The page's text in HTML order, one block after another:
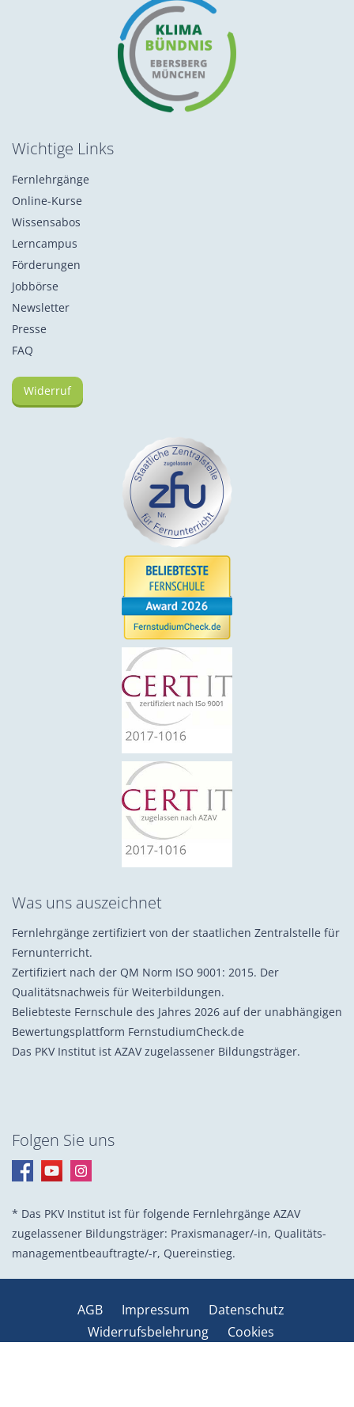
Wichtige Links
Fernlehrgänge
Online-Kurse
Wissensabos
Lerncampus
Förderungen
Jobbörse
Newsletter
Presse
FAQ
Widerruf
Was uns auszeichnet
Fernlehrgänge zertifiziert von der staatlichen Zentralstelle für
Fernunterricht.
Zertifiziert nach der QM Norm ISO 9001: 2015. Der
Qualitätsnachweis für Weiterbildungen.
Beliebteste Fernschule des Jahres 2026 auf der unabhängigen
Bewertungsplattform FernstudiumCheck.de
Das PKV Institut ist AZAV zugelassener Bildungsträger.
Folgen Sie uns
* Das PKV Institut ist für folgende Fernlehrgänge AZAV
zugelassener Bildungsträger: Praxis­manager/-in, Quali­täts­
management­beauf­tragte/-r, Quer­einstieg.
AGB Impressum
Datenschutz
Widerrufsbelehrung
Cookies